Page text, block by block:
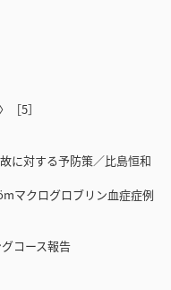
5］
に対する予防策／比島恒和
マクログロブリン血症症例
コース報告